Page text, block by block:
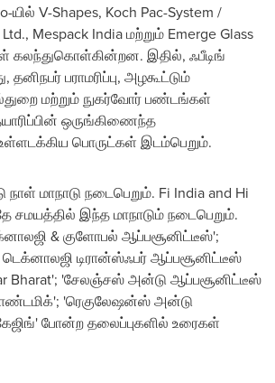
யில் V-Shapes, Koch Pac-System /
Mespack India மற்றும் Emerge Glass
கலந்துகொள்கின்றன. இதில், ஃபீடிங்
தனிநபர் பராமரிப்பு, அழகூட்டும்
மற்றும் நுகர்வோர் பண்டங்கள்
ஒருங்கிணைந்த
பொருட்கள் இடம்பெறும்.
நாள் மாநாடு நடைபெறும். Fi India and Hi
சமயத்தில் இந்த மாநாடும் நடைபெறும்.
& குளோபல் ஆப்பசூனிட்டீஸ்';
டிரான்ஸ்ஃபர் ஆப்பசூனிட்டீஸ்
Bharat'; 'சேலஞ்சஸ் அன்டு ஆப்பசூனிட்டீஸ்
'ரெகுலேஷன்ஸ் அன்டு
போன்ற தலைப்புகளில் உரைகள்